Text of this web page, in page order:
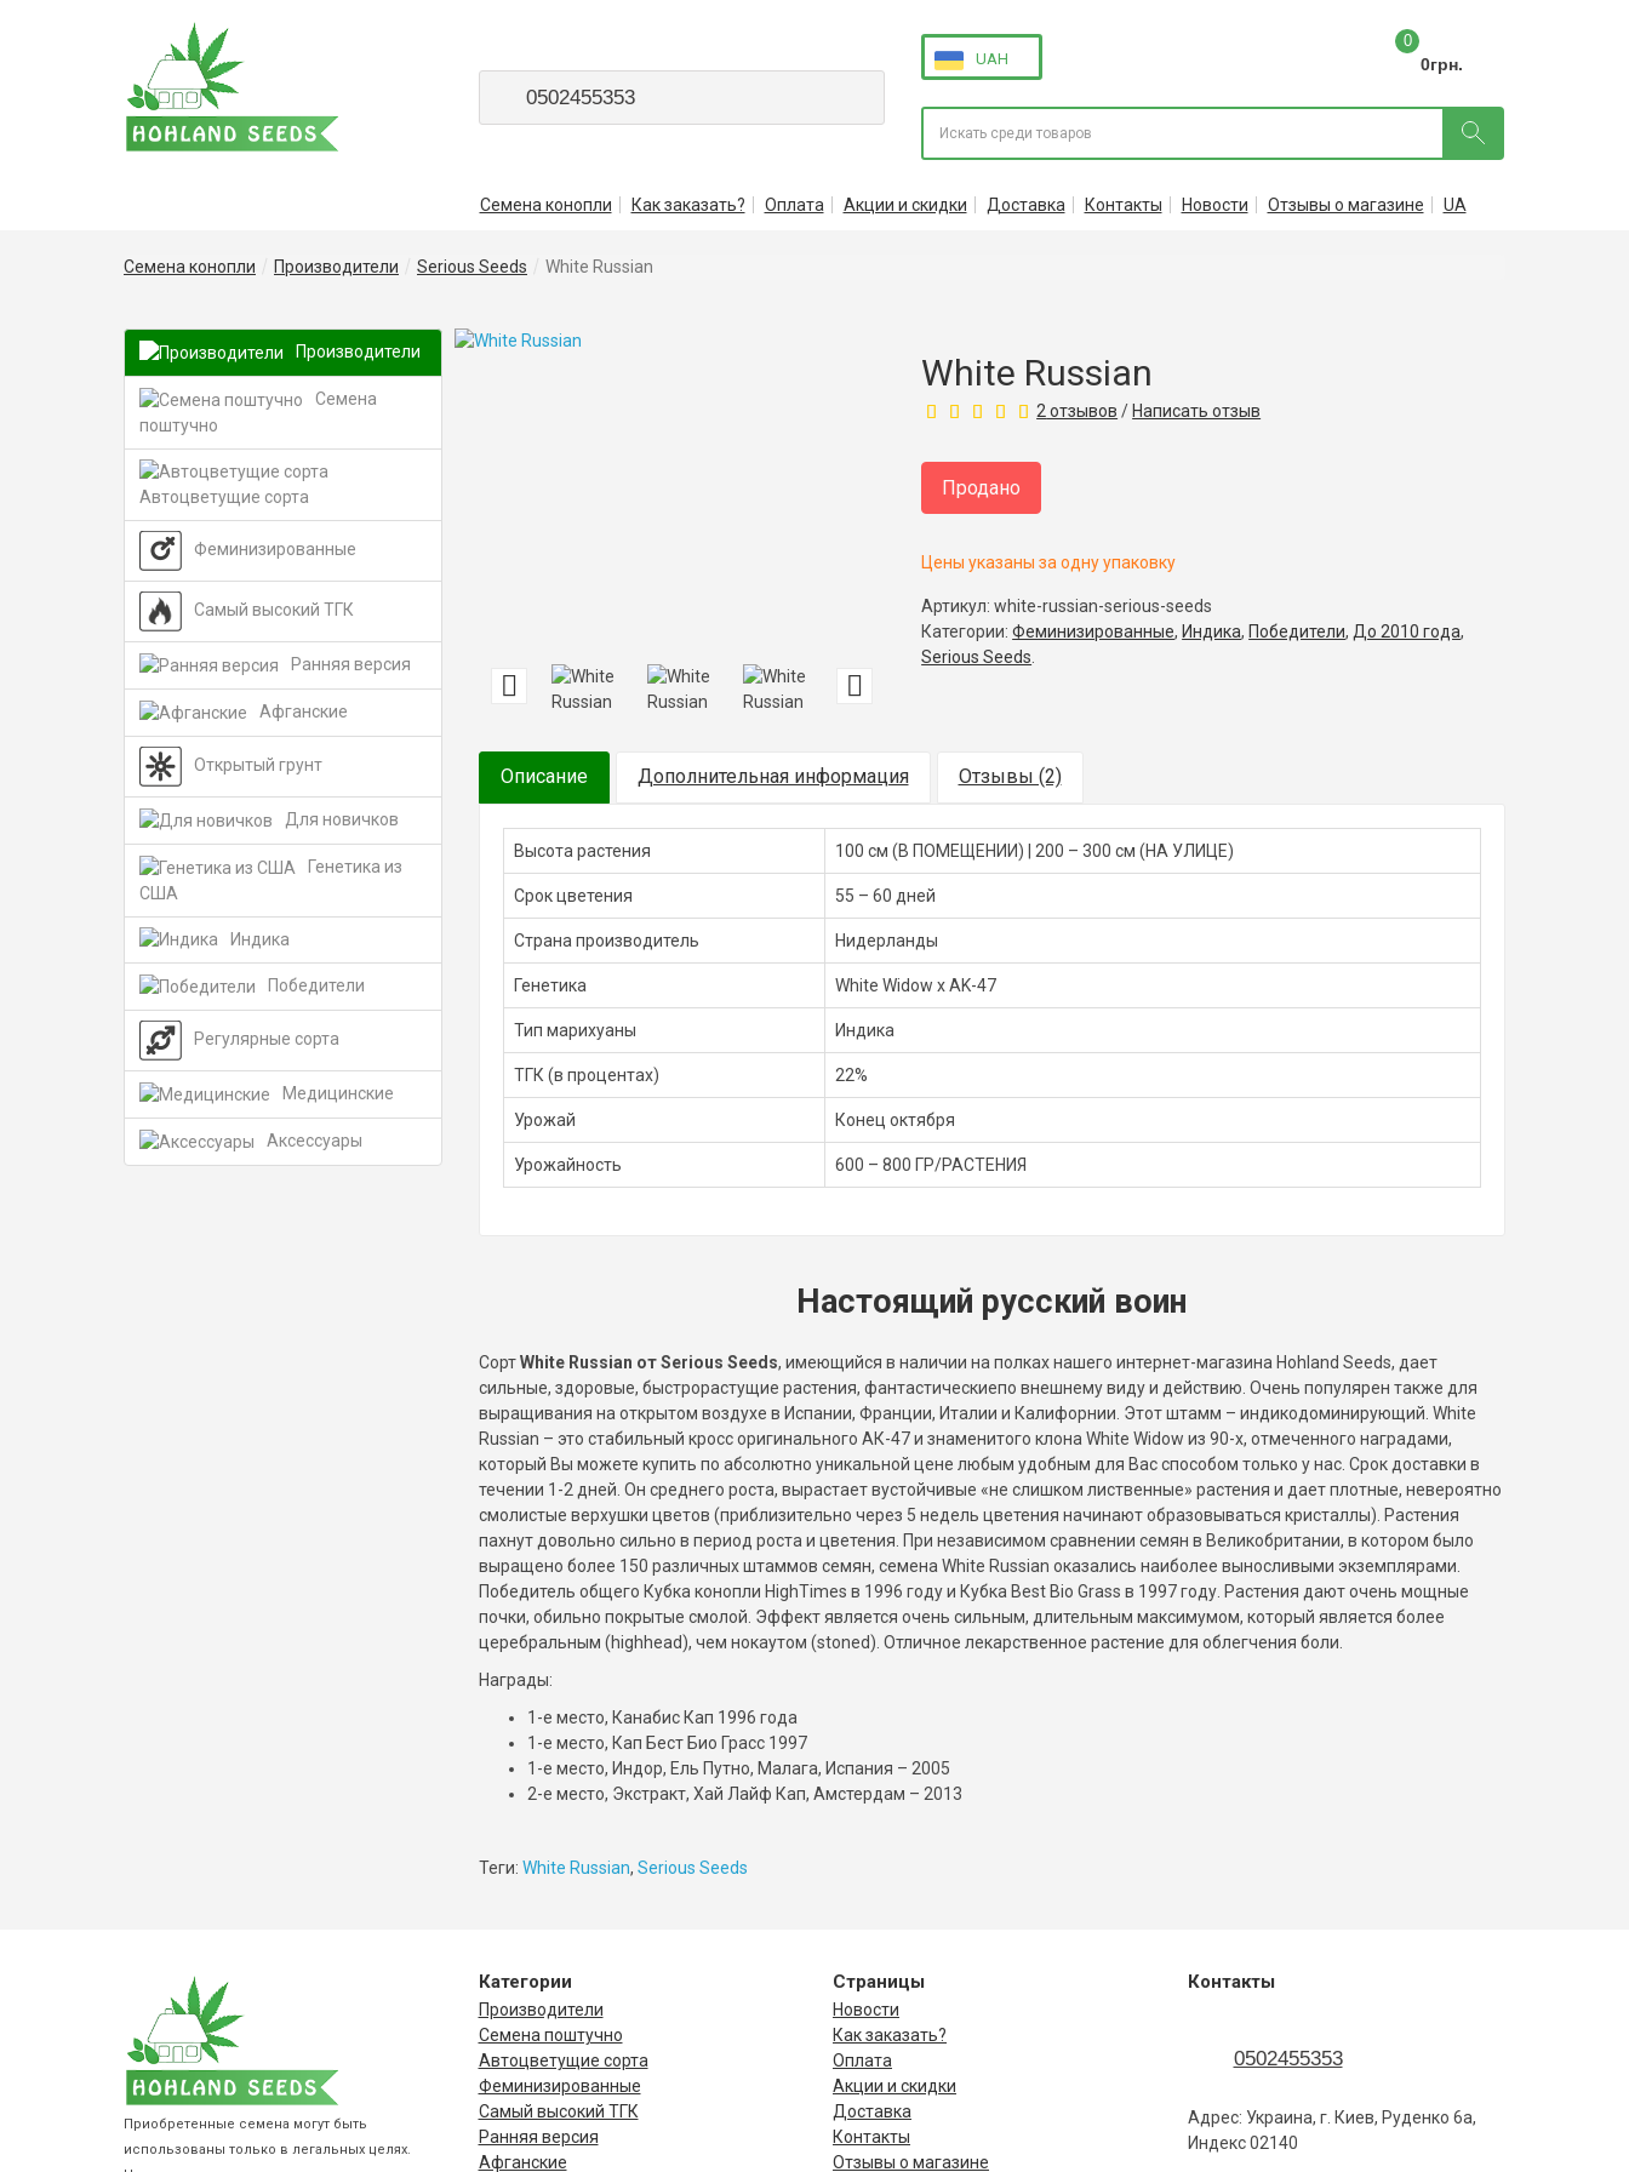
0502455353
UAH
0
0грн.
Семена конопли Как заказать? Оплата Акции и скидки Доставка Контакты Новости Отзывы о магазине UA
Семена конопли Производители Serious Seeds White Russian
Производители
Семена
поштучно
Автоцветущие сорта
Феминизированные
Самый высокий ТГК
Ранняя версия
Афганские
Открытый грунт
Для новичков
Генетика из
США
Индика
Победители
Регулярные сорта
Медицинские
Аксессуары
White Russian
2 отзывов / Написать отзыв
Продано
Цены указаны за одну упаковку
Артикул:white-russian-serious-seeds
Категории:Феминизированные, Индика, Победители, До 2010 года,
Serious Seeds
Описание Дополнительная информация Отзывы (2)
Высота растения 100 см (В ПОМЕЩЕНИИ) | 200 – 300 см (НА УЛИЦЕ)
Срок цветения 55 – 60 дней
Страна производитель Нидерланды
Генетика White Widow x AK-47
Тип марихуаны Индика
ТГК (в процентах) 22%
Урожай Конец октября
Урожайность 600 – 800 ГР/РАСТЕНИЯ
Настоящий русский воин
СортWhite Russian от Serious Seeds, имеющийся в наличии на полках нашего интернет-магазина Hohland Seeds, дает
сильные, здоровые, быстрорастущие растения, фантастическиепо внешнему виду и действию. Очень популярен также для
выращивания на открытом воздухе в Испании, Франции, Италии и Калифорнии. Этот штамм – индикодоминирующий. White
Russian – это стабильный кросс оригинального АК-47 и знаменитого клона White Widow из 90-х, отмеченного наградами,
который Вы можете купить по абсолютно уникальной цене любым удобным для Вас способом только у нас. Срок доставки в
течении 1-2 дней. Он среднего роста, вырастает вустойчивые «не слишком лиственные» растения и дает плотные, невероятно
смолистые верхушки цветов (приблизительно через 5 недель цветения начинают образовываться кристаллы). Растения
пахнут довольно сильно в период роста и цветения. При независимом сравнении семян в Великобритании, в котором было
выращено более 150 различных штаммов семян, семена White Russian оказались наиболее выносливыми экземплярами.
Победитель общего Кубка конопли HighTimes в 1996 году и Кубка Best Bio Grass в 1997 году. Растения дают очень мощные
почки, обильно покрытые смолой. Эффект является очень сильным, длительным максимумом, который является более
церебральным (highhead), чем нокаутом (stoned). Отличное лекарственное растение для облегчения боли.
Награды:
1-е место, Канабис Кап 1996 года
1-е место, Кап Бест Био Грасс 1997
1-е место, Индор, Ель Путно, Малага, Испания – 2005
2-е место, Экстракт, Хай Лайф Кап, Амстердам – 2013
Теги: White Russian, Serious Seeds
Приобретенные семена могут быть
использованы только в легальных целях.
Категории
Производители
Семена поштучно
Автоцветущие сорта
Феминизированные
Самый высокий ТГК
Ранняя версия
Афганские
Страницы
Новости
Как заказать?
Оплата
Акции и скидки
Доставка
Контакты
Отзывы о магазине
Контакты
0502455353
Адрес: Украина, г. Киев, Руденко 6а,
Индекс 02140